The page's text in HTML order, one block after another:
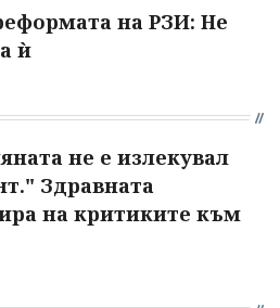
на РЗИ: Не
ѝ
не е излекувал
Здравната
на критиките към